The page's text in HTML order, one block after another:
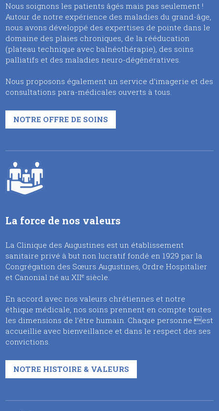
Nous soignons les patients âgés mais pas seulement !
Autour de notre expérience des maladies du grand-âge,
nous avons développé des expertises de pointe dans le
domaine des plaies chroniques, de la rééducation
(plateau technique avec balnéothérapie), des soins
palliatifs et des maladies neuro-dégénératives.
Nous proposons également un service d’imagerie et des
consultations para-médicales ouverts à tous.
NOTRE OFFRE DE SOINS
La force de nos valeurs
La Clinique des Augustines est un établissement
sanitaire privé à but non lucratif fondé en 1929 par la
Congrégation des Sœurs Augustines, Ordre Hospitalier
et Canonial né au XIIe siècle.
En accord avec nos valeurs chrétiennes et notre
éthique médicale, nos soins prennent en compte toutes
les dimensions de l’être humain. Chaque personne est
accueillie avec bienveillance et dans le respect des ses
convictions.
NOTRE HISTOIRE & VALEURS